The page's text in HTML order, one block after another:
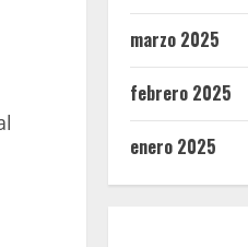
marzo 2025
febrero 2025
enero 2025